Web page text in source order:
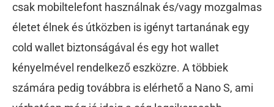
csak mobiltelefont használnak és/vagy mozgalmas
életet élnek és útközben is igényt tartanának egy
cold wallet biztonságával és egy hot wallet
kényelmével rendelkező eszközre. A többiek
számára pedig továbbra is elérhető a Nano S, ami